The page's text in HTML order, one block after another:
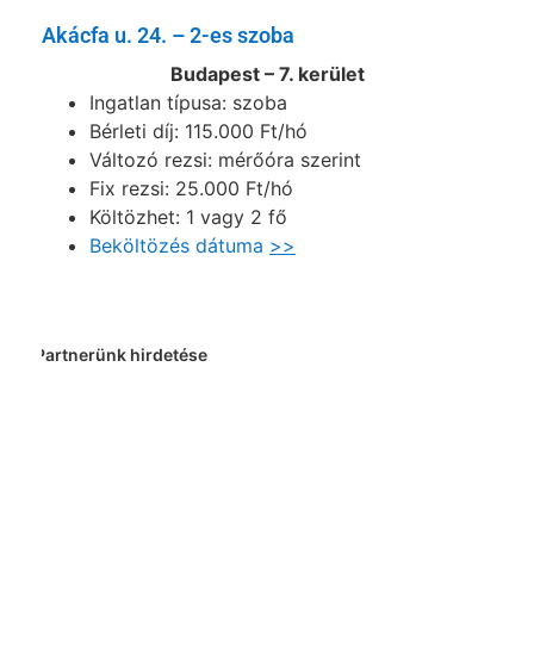
Akácfa u. 24. – 2-es szoba
Budapest – 7. kerület
Ingatlan típusa: szoba
Bérleti díj: 115.000 Ft/hó
Változó rezsi: mérőóra szerint
Fix rezsi: 25.000 Ft/hó
Költözhet: 1 vagy 2 fő
Beköltözés dátuma >>